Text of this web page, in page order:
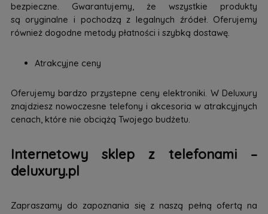
bezpieczne. Gwarantujemy, że wszystkie produkty
są oryginalne i pochodzą z legalnych źródeł. Oferujemy
również dogodne metody płatności i szybką dostawę.
Atrakcyjne ceny
Oferujemy bardzo przystepne ceny elektroniki. W Deluxury
znajdziesz nowoczesne telefony i akcesoria w atrakcyjnych
cenach, które nie obciążą Twojego budżetu.
Internetowy sklep z telefonami –
deluxury.pl
Zapraszamy do zapoznania się z naszą pełną ofertą na